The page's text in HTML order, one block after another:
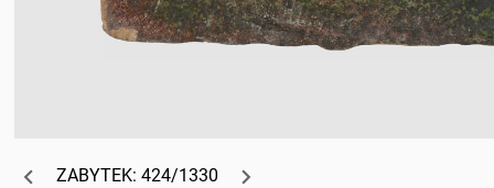
ZABYTEK: 424/1330